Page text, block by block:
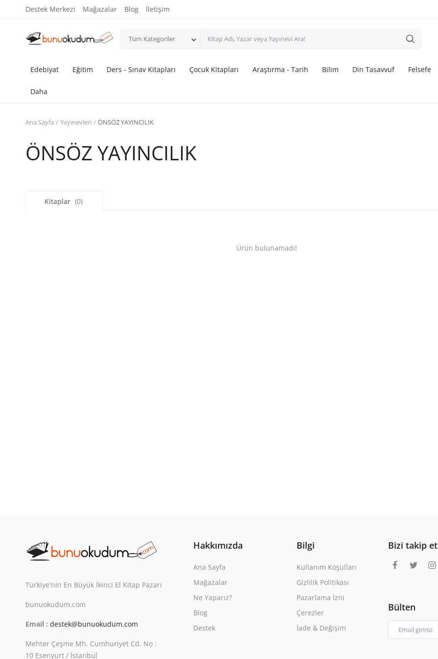
Destek Merkezi Mağazalar Blog İletişim
Tüm Kategoriler
Edebiyat Eğitim Ders - Sınav Kitapları Çocuk Kitapları Araştırma - Tarih Bilim Din Tasavvuf Felsefe
Daha
Ana Sayfa Yayınevleri ÖNSÖZ YAYINCILIK
ÖNSÖZ YAYINCILIK
Kitaplar (0)
Ürün bulunamadı!
Türkiye'nin En Büyük İkinci El Kitap Pazarı
bunuokudum.com
Email : destek@bunuokudum.com
Mehter Çeşme Mh. Cumhuriyet Cd. No :
10 Esenyurt / İstanbul
Hakkımızda
Ana Sayfa
Mağazalar
Ne Yaparız?
Blog
Destek
Bilgi
Kullanım Koşulları
Gizlilik Politikası
Pazarlama İzni
Çerezler
İade & Değişim
Bizi takip et
Bülten